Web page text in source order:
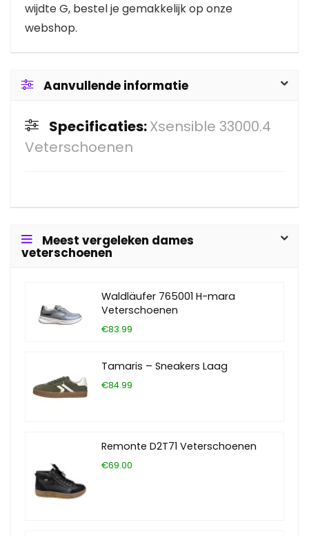
wijdte G, bestel je gemakkelijk op onze
webshop.
Aanvullende informatie
Specificaties:Xsensible 33000.4
Veterschoenen
Meest vergeleken dames
veterschoenen
Waldläufer 765001 H-mara
Veterschoenen
€83.99
Tamaris – Sneakers Laag
€84.99
Remonte D2T71 Veterschoenen
€69.00